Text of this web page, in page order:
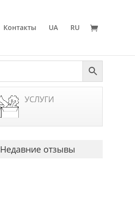
Контакты UA RU
УСЛУГИ
Недавние отзывы